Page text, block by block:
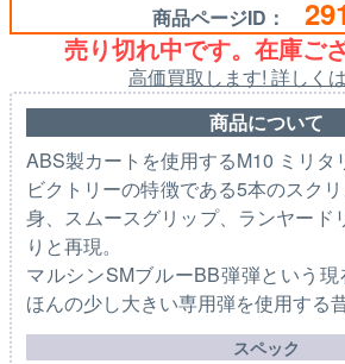
商品ページID：
売り切れ中です。在庫ご
高価買取します! 詳しく
商品について
ABS製カートを使用するM10 ミリタ
ビクトリーの特徴である5本のスク
身、スムースグリップ、ランヤード
りと再現。
マルシンSMブルーBB弾弾という現
ほんの少し大きい専用弾を使用する
スペック